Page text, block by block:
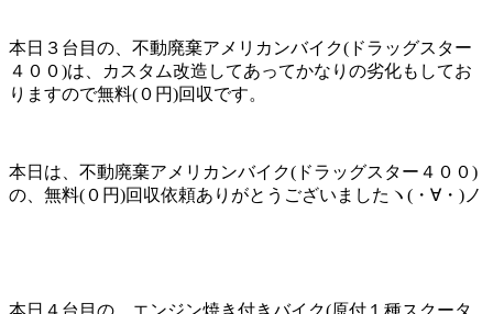
本日３台目の、不動廃棄アメリカンバイク(ドラッグスター
４００)は、カスタム改造してあってかなりの劣化もしてお
りますので無料(０円)回収です。
本日は、不動廃棄アメリカンバイク(ドラッグスター４００)
の、無料(０円)回収依頼ありがとうございましたヽ(・∀・)ノ
本日４台目の、エンジン焼き付きバイク(原付１種スクータ